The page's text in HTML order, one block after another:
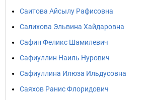
Саитова Айсылу Рафисовна
Салихова Эльвина Хайдаровна
Сафин Феликс Шамилевич
Сафиуллин Наиль Нурович
Сафиуллина Илюза Ильдусовна
Саяхов Ранис Флоридович